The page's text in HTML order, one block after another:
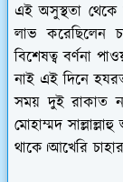
এই অসুস্থতা
লাভ করেছিলেন
বিশেষত্ব বর্ণনা
নাই এই দিনে হযরত
সময় দুই রাকাত
মোহাম্মদ
থাকে।আখেরি